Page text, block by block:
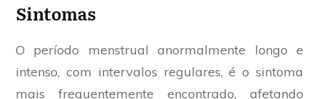
Sintomas
O período menstrual anormalmente longo e
intenso, com intervalos regulares, é o sintoma
mais frequentemente encontrado, afetando